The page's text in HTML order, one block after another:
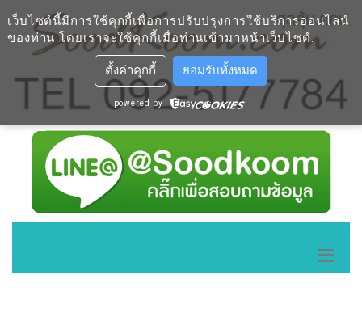
เว็บไซต์นี้มีการใช้คุกกี้เพื่อการปรับปรุงการใช้บริการออนไลน์
ของท่าน โดยเราจะใช้คุกกี้เมื่อท่านเข้ามาหน้าเว็บไซต์.
ตั้งค่าคุกกี้ ยอมรับทั้งหมด
powered by